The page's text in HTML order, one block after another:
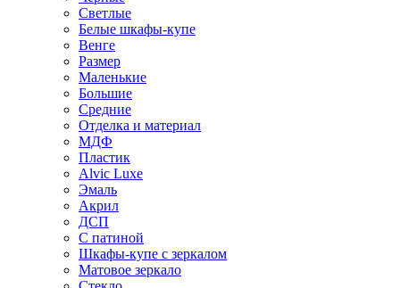
Светлые
Белые шкафы-купе
Венге
Размер
Маленькие
Большие
Средние
Отделка и материал
МДФ
Пластик
Alvic Luxe
Эмаль
Акрил
ДСП
С патиной
Шкафы-купе с зеркалом
Матовое зеркало